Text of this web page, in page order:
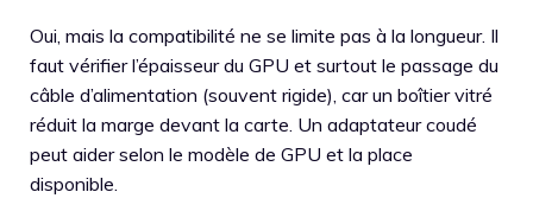
Oui, mais la compatibilité ne se limite pas à la longueur. Il
faut vérifier l’épaisseur du GPU et surtout le passage du
câble d’alimentation (souvent rigide), car un boîtier vitré
réduit la marge devant la carte. Un adaptateur coudé
peut aider selon le modèle de GPU et la place
disponible.